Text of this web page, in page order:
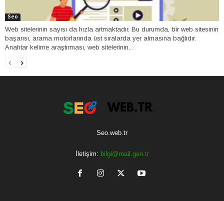
Seo
Web sitelerinin sayısı da hızla artmaktadır. Bu durumda, bir web sitesinin
başarısı, arama motorlarında üst sıralarda yer almasına bağlıdır.
Anahtar kelime araştırması, web sitelerinin...
Seo.web.tr
İletişim: bilgi@mail.gen.tr